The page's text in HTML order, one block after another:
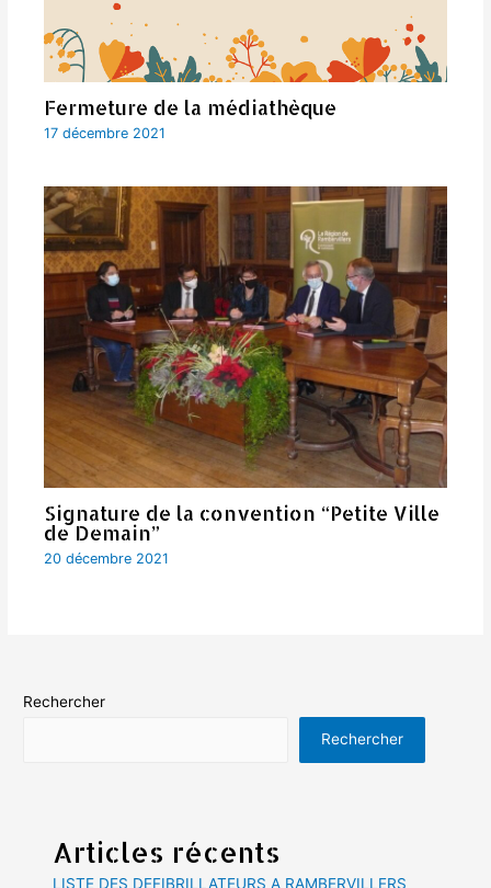
Fermeture de la médiathèque
17 décembre 2021
Signature de la convention “Petite Ville
de Demain”
20 décembre 2021
Rechercher
Rechercher
Articles récents
LISTE DES DEFIBRILLATEURS A RAMBERVILLERS